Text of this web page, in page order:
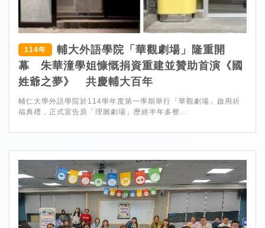
114年
輔大外語學院「華觀劇場」隆重開
幕 朱華潼學姐慷慨捐資重建並贊助首演《國
姓爺之夢》 共慶輔大百年
輔仁大學外語學院於114學年度第一學期舉行「華觀劇場」啟用祈
福典禮，正式宣告原「理圖劇場」歷經半年多整...